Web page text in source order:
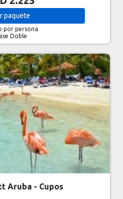
paquete
por persona
Doble
Aruba - Cupos